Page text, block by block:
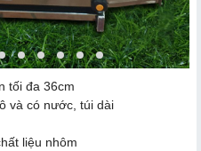
tối đa 36cm
và có nước, túi dài
liệu nhôm